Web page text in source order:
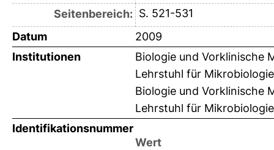
Seitenbereich: S. 521-531
Datum
2009
Institutionen
Biologie und Vorklinische
Lehrstuhl für
Biologie und Vorklinische
Lehrstuhl für
Identifikationsnummer
Wert